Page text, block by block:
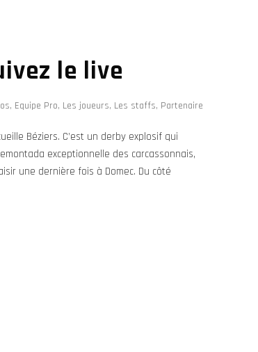
le live
, Equipe Pro, Les joueurs, Les staffs, Partenaire
Béziers. C’est un derby explosif qui
exceptionnelle des carcassonnais,
une dernière fois à Domec. Du côté